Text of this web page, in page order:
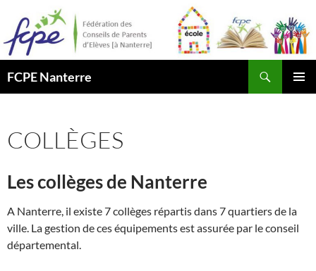
contenu
FCPE Nanterre
COLLÈGES
Les collèges de Nanterre
A Nanterre, il existe 7 collèges répartis dans 7 quartiers de la
ville. La gestion de ces équipements est assurée par le conseil
départemental.